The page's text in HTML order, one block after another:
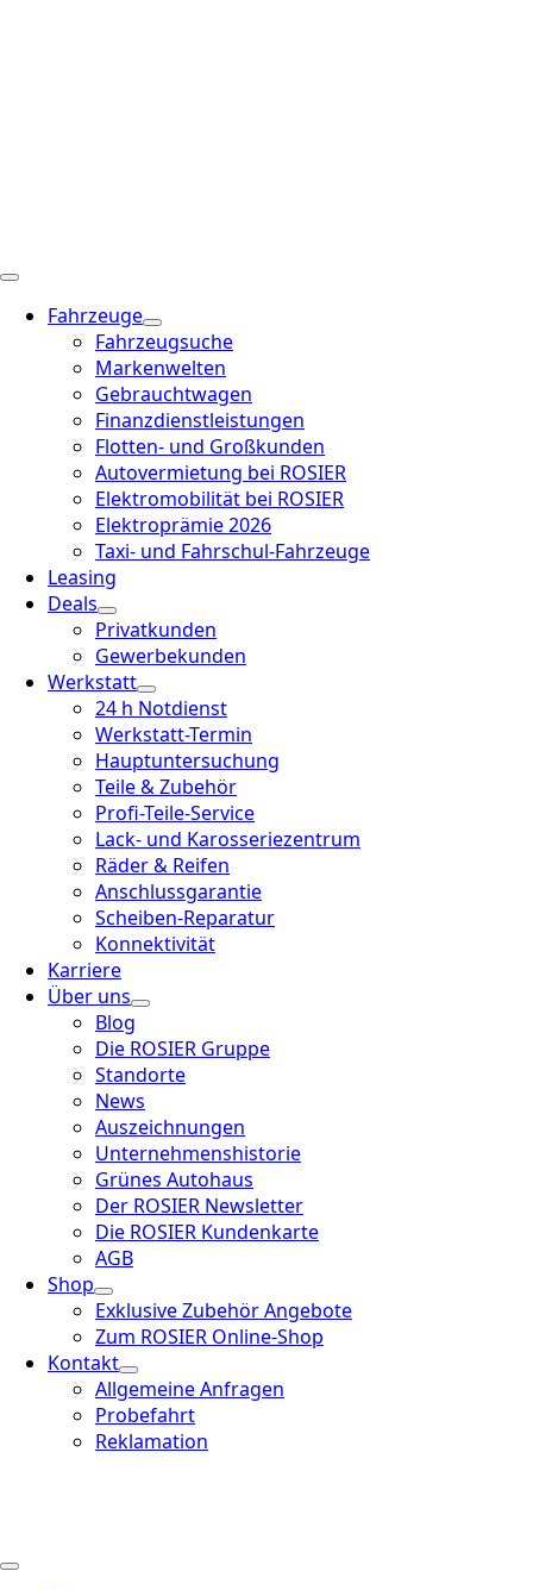
Fahrzeuge
Fahrzeugsuche
Markenwelten
Gebrauchtwagen
Finanzdienstleistungen
Flotten- und Großkunden
Autovermietung bei ROSIER
Elektromobilität bei ROSIER
Elektroprämie 2026
Taxi- und Fahrschul-Fahrzeuge
Leasing
Deals
Privatkunden
Gewerbekunden
Werkstatt
24 h Notdienst
Werkstatt-Termin
Hauptuntersuchung
Teile & Zubehör
Profi-Teile-Service
Lack- und Karosseriezentrum
Räder & Reifen
Anschlussgarantie
Scheiben-Reparatur
Konnektivität
Karriere
Über uns
Blog
Die ROSIER Gruppe
Standorte
News
Auszeichnungen
Unternehmenshistorie
Grünes Autohaus
Der ROSIER Newsletter
Die ROSIER Kundenkarte
AGB
Shop
Exklusive Zubehör Angebote
Zum ROSIER Online-Shop
Kontakt
Allgemeine Anfragen
Probefahrt
Reklamation